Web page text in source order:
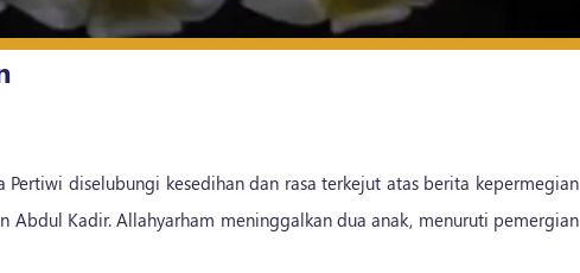
Pertiwi diselubungi kesedihan dan rasa terkejut atas berita kepermegian
Abdul Kadir. Allahyarham meninggalkan dua anak, menuruti pemergian